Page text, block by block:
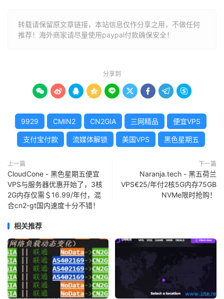
转载请保留原文章链接，本站信息仅作分享之用，不做任何
推荐！海外商家请尽量使用paypal付款确保安全！
分享到
        
9929 CMIN2 CN2GIA 三网精品 便宜VPS
支付宝付款 流媒体解锁 美国VPS 黑色星期五
上一篇
CloudCone - 黑色星期五便宜
VPS与服务器优惠开始了，3核
2G内存仅需＄16.99/年付，混
合cn2-gt国内速度十分不错！
下一篇
Naranja.tech - 黑五荷兰
VPS€25/年付2核5G内存75GB
NVMe限时抢购！
相关推荐